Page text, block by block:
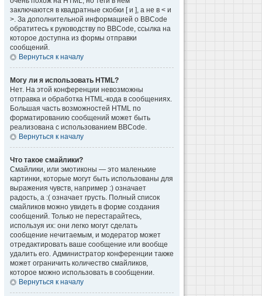
заключаются в квадратные скобки [ и ], а не в < и
>. За дополнительной информацией о BBCode
обратитесь к руководству по BBCode, ссылка на
которое доступна из формы отправки
сообщений.
Вернуться к началу
Могу ли я использовать HTML?
Нет. На этой конференции невозможны
отправка и обработка HTML-кода в сообщениях.
Большая часть возможностей HTML по
форматированию сообщений может быть
реализована с использованием BBCode.
Вернуться к началу
Что такое смайлики?
Смайлики, или эмотиконы — это маленькие
картинки, которые могут быть использованы для
выражения чувств, например :) означает
радость, а :( означает грусть. Полный список
смайликов можно увидеть в форме создания
сообщений. Только не перестарайтесь,
используя их: они легко могут сделать
сообщение нечитаемым, и модератор может
отредактировать ваше сообщение или вообще
удалить его. Администратор конференции также
может ограничить количество смайликов,
которое можно использовать в сообщении.
Вернуться к началу